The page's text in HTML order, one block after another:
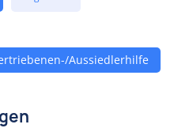
Aussiedlerhilfe